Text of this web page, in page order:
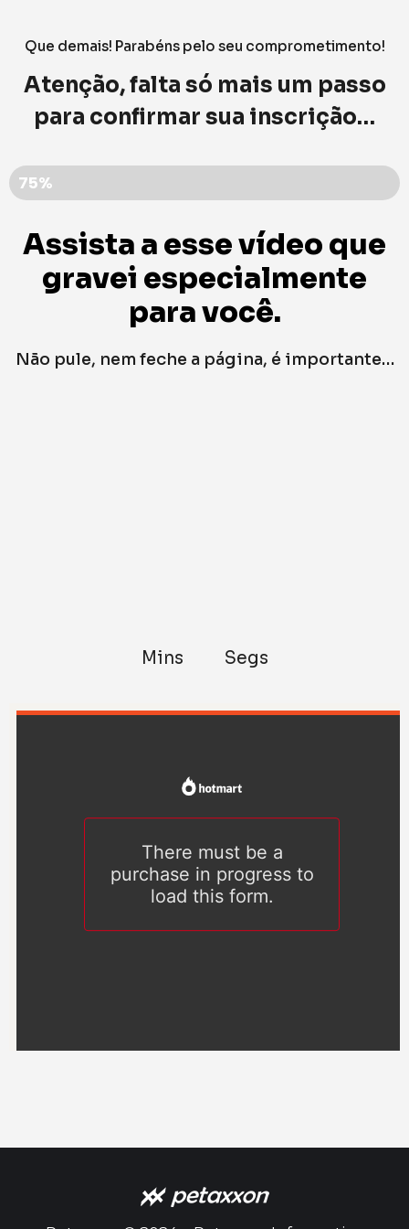
Que demais! Parabéns pelo seu comprometimento!
Atenção, falta só mais um passo
para confirmar sua inscrição…
75%
Assista a esse vídeo que
gravei especialmente
para você.
Não pule, nem feche a página, é importante…
Mins Segs